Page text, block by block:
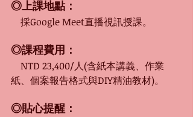
◎上課地點：
採Google Meet直播視訊授課。
◎課程費用：
NTD 23,400/人(含紙本講義、作業
紙、個案報告格式與DIY精油教材)。
◎貼心提醒：